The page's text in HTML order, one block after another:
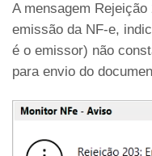
A mensagem
emissão da NF-e,
é o emissor) não
para envio do